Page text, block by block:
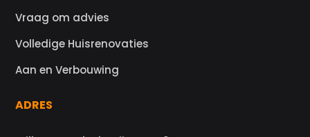
Vraag om advies
Volledige Huisrenovaties
Aan en Verbouwing
ADRES